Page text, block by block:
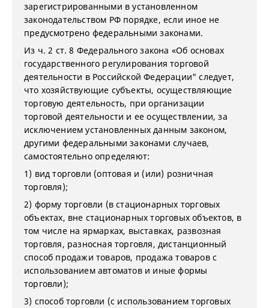
зарегистрированными в установленном
законодательством РФ порядке, если иное не
предусмотрено федеральными законами.
Из ч. 2 ст. 8 Федерального закона «Об основах
государственного регулирования торговой
деятельности в Российской Федерации" следует,
что хозяйствующие субъекты, осуществляющие
торговую деятельность, при организации
торговой деятельности и ее осуществлении, за
исключением установленных данным законом,
другими федеральными законами случаев,
самостоятельно определяют:
1) вид торговли (оптовая и (или) розничная
торговля);
2) форму торговли (в стационарных торговых
объектах, вне стационарных торговых объектов, в
том числе на ярмарках, выставках, развозная
торговля, разносная торговля, дистанционный
способ продажи товаров, продажа товаров с
использованием автоматов и иные формы
торговли);
3) способ торговли (с использованием торговых